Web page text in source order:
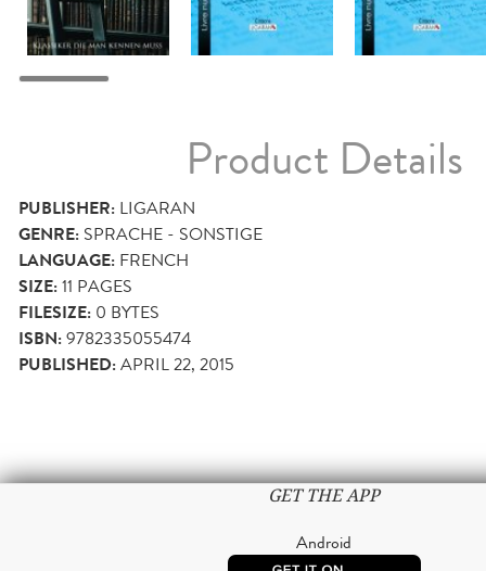
Product Details
PUBLISHER: LIGARAN
GENRE: SPRACHE - SONSTIGE
LANGUAGE: FRENCH
SIZE:11 PAGES
FILESIZE: 0 BYTES
ISBN:9782335055474
PUBLISHED:APRIL 22, 2015
GET THE APP
Android